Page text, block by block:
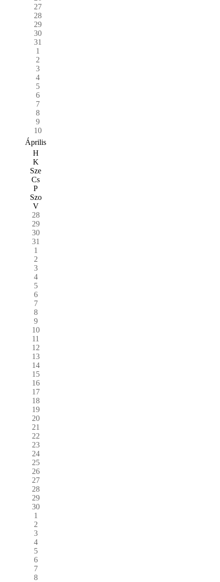
27
28
29
30
31
1
2
3
4
5
6
7
8
9
10
Április
H
K
Sze
Cs
P
Szo
V
28
29
30
31
1
2
3
4
5
6
7
8
9
10
11
12
13
14
15
16
17
18
19
20
21
22
23
24
25
26
27
28
29
30
1
2
3
4
5
6
7
8